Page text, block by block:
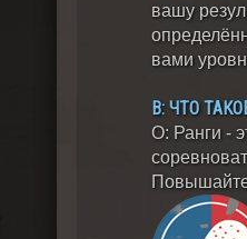
вашу
вами
В: ЧТО
О: Ранги -
Повышайте